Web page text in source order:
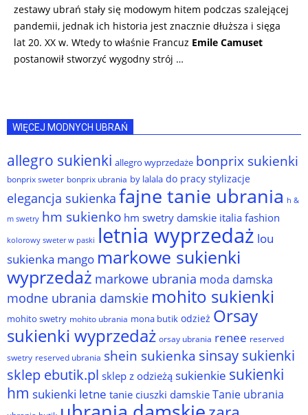
zestawy ubrań stały się modowym hitem podczas szalejącej
pandemii, jednak ich historia jest znacznie dłuższa i sięga
lat 20. XX w. Wtedy to właśnie Francuz Emile Camuset
postanowił stworzyć wygodny strój …
WIĘCEJ MODNYCH UBRAŃ
allegro sukienki allegro wyprzedaże bonprix sukienki
bonprix sweter bonprix ubrania by lalala do pracy stylizacje
elegancja sukienka fajne tanie ubrania h &
m swetry hm sukienko hm swetry damskie italia fashion
kolorowy sweter w paski letnia wyprzedaż lou
sukienka mango markowe sukienki
wyprzedaż markowe ubrania moda damska
modne ubrania damskie mohito sukienki
mohito swetry mohito ubrania mona butik odzież Orsay
sukienki wyprzedaż orsay ubrania renee reserved
swetry reserved ubrania shein sukienka sinsay sukienki
sklep ebutik.pl sklep z odzieżą sukienkie sukienki
hm sukienki letne tanie ciuszki damskie Tanie ubrania